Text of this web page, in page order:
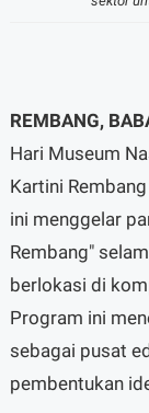
REMBANG,
Hari Museum
Kartini
ini menggelar
Rembang"
berlokasi di
Program ini
sebagai pusat
pembentukan